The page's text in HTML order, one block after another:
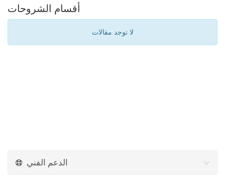
أقسام الشروحات
لا توجد مقالات
الدعم الفني